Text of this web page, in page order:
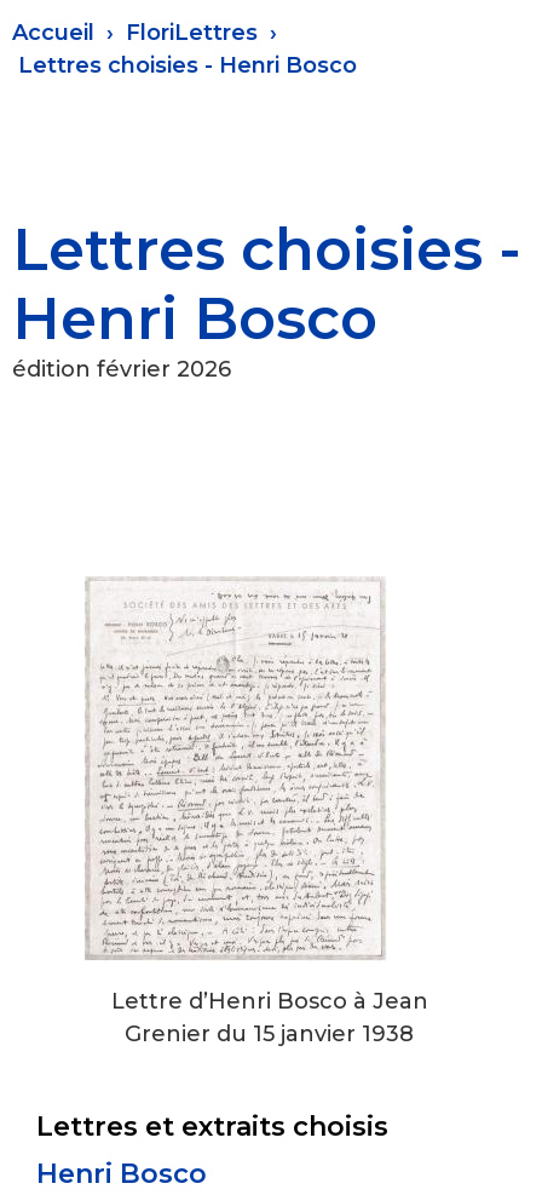
Fil
d'Ariane
Accueil
FloriLettres
Lettres choisies - Henri Bosco
Lettres choisies -
Henri Bosco
édition février 2026
Lettres et extraits choisis
Henri Bosco
Lettre d’Henri Bosco à Jean
Grenier du 15 janvier 1938